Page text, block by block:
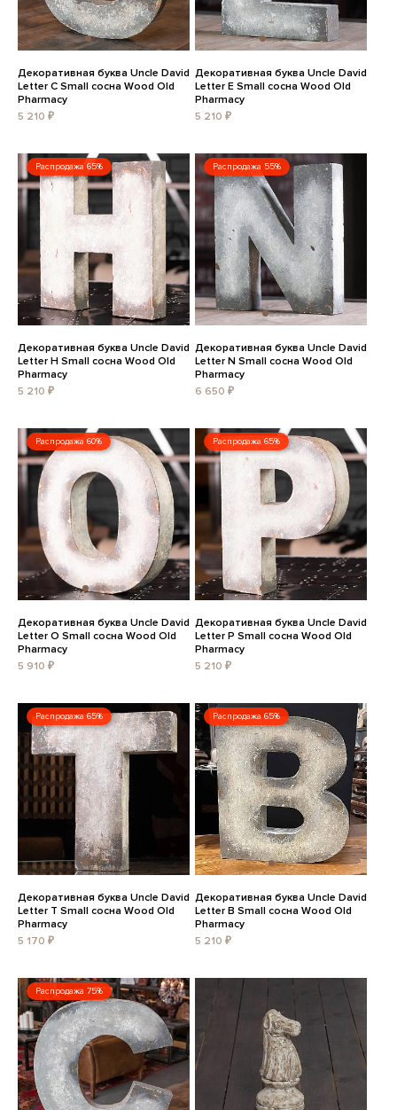
Декоративная буква Uncle David
Letter C Small сосна Wood Old
Pharmacy
5 210 ₽
Декоративная буква Uncle David
Letter E Small сосна Wood Old
Pharmacy
5 210 ₽
Распродажа 65%
Декоративная буква Uncle David
Letter H Small сосна Wood Old
Pharmacy
5 210 ₽
Распродажа 55%
Декоративная буква Uncle David
Letter N Small сосна Wood Old
Pharmacy
6 650 ₽
Распродажа 60%
Декоративная буква Uncle David
Letter O Small сосна Wood Old
Pharmacy
5 910 ₽
Распродажа 65%
Декоративная буква Uncle David
Letter P Small сосна Wood Old
Pharmacy
5 210 ₽
Распродажа 65%
Декоративная буква Uncle David
Letter T Small сосна Wood Old
Pharmacy
5 170 ₽
Распродажа 65%
Декоративная буква Uncle David
Letter B Small сосна Wood Old
Pharmacy
5 210 ₽
Распродажа 75%